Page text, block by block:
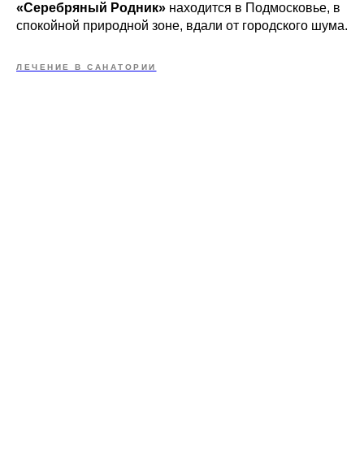
«Серебряный Родник» находится в Подмосковье, в
спокойной природной зоне, вдали от городского шума.
ЛЕЧЕНИЕ В САНАТОРИИ